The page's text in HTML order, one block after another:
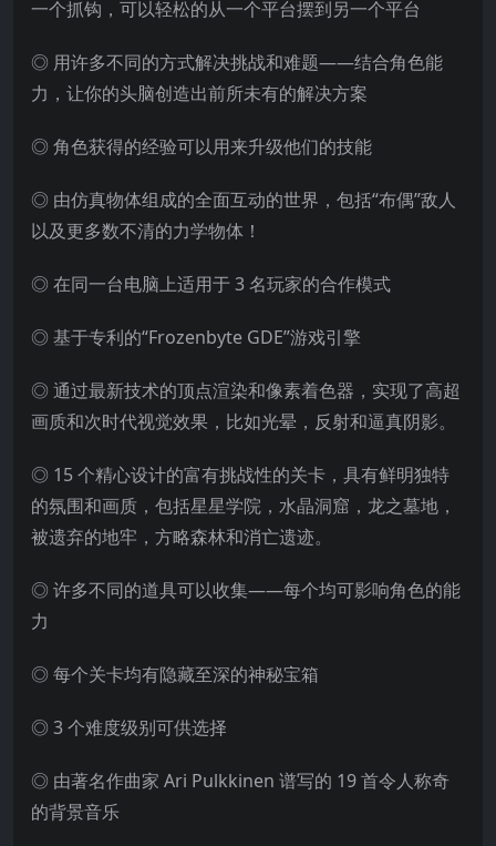
一个抓钩，可以轻松的从一个平台摆到另一个平台
◎ 用许多不同的方式解决挑战和难题——结合角色能
力，让你的头脑创造出前所未有的解决方案
◎ 角色获得的经验可以用来升级他们的技能
◎ 由仿真物体组成的全面互动的世界，包括“布偶”敌人
以及更多数不清的力学物体！
◎ 在同一台电脑上适用于 3 名玩家的合作模式
◎ 基于专利的“Frozenbyte GDE”游戏引擎
◎ 通过最新技术的顶点渲染和像素着色器，实现了高超
画质和次时代视觉效果，比如光晕，反射和逼真阴影。
◎ 15 个精心设计的富有挑战性的关卡，具有鲜明独特
的氛围和画质，包括星星学院，水晶洞窟，龙之墓地，
被遗弃的地牢，方略森林和消亡遗迹。
◎ 许多不同的道具可以收集——每个均可影响角色的能
力
◎ 每个关卡均有隐藏至深的神秘宝箱
◎ 3 个难度级别可供选择
◎ 由著名作曲家 Ari Pulkkinen 谱写的 19 首令人称奇
的背景音乐